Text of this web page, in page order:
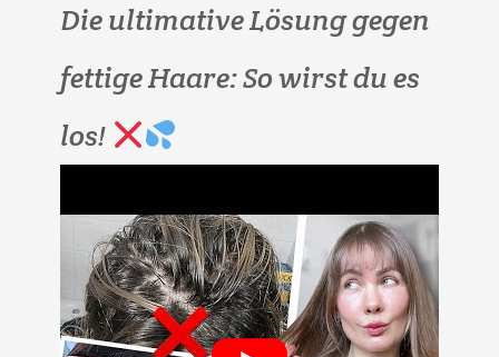
Die ultimative Lösung gegen
fettige Haare: So wirst du es
los!